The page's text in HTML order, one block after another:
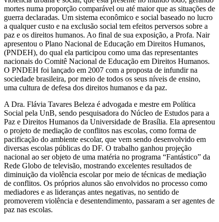
mortes numa proporção comparável ou até maior que as situações de
guerra declaradas. Um sistema econômico e social baseado no lucro
a qualquer custo e na exclusão social tem efeitos perversos sobre a
paz e os direitos humanos. Ao final de sua exposição, a Profa. Nair
apresentou o Plano Nacional de Educação em Direitos Humanos,
(PNDEH), do qual ela participou como uma das representantes
nacionais do Comitê Nacional de Educação em Direitos Humanos.
O PNDEH foi lançado em 2007 com a proposta de infundir na
sociedade brasileira, por meio de todos os seus níveis de ensino,
uma cultura de defesa dos direitos humanos e da paz.
A Dra. Flávia Tavares Beleza é advogada e mestre em Política
Social pela UnB, sendo pesquisadora do Núcleo de Estudos para a
Paz e Direitos Humanos da Universidade de Brasília. Ela apresentou
o projeto de mediação de conflitos nas escolas, como forma de
pacificação do ambiente escolar, que vem sendo desenvolvido em
diversas escolas públicas do DF. O trabalho ganhou projeção
nacional ao ser objeto de uma matéria no programa “Fantástico” da
Rede Globo de televisão, mostrando excelentes resultados de
diminuição da violência escolar por meio de técnicas de mediação
de conflitos. Os próprios alunos são envolvidos no processo como
mediadores e as lideranças antes negativas, no sentido de
promoverem violência e desentendimento, passaram a ser agentes de
paz nas escolas.